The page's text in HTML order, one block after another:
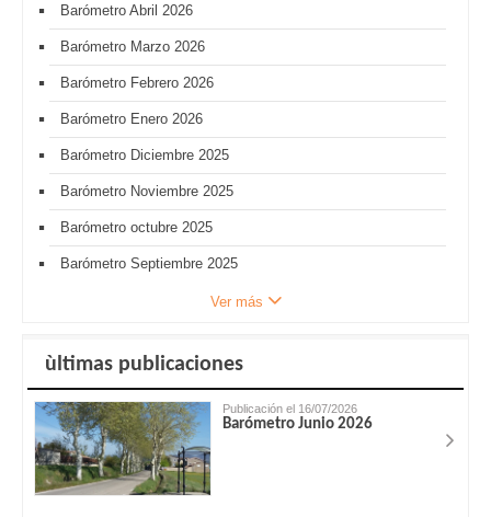
Barómetro Abril 2026
Barómetro Marzo 2026
Barómetro Febrero 2026
Barómetro Enero 2026
Barómetro Diciembre 2025
Barómetro Noviembre 2025
Barómetro octubre 2025
Barómetro Septiembre 2025
Ver más
ùltimas publicaciones
Publicación el 16/07/2026
Barómetro Junio 2026